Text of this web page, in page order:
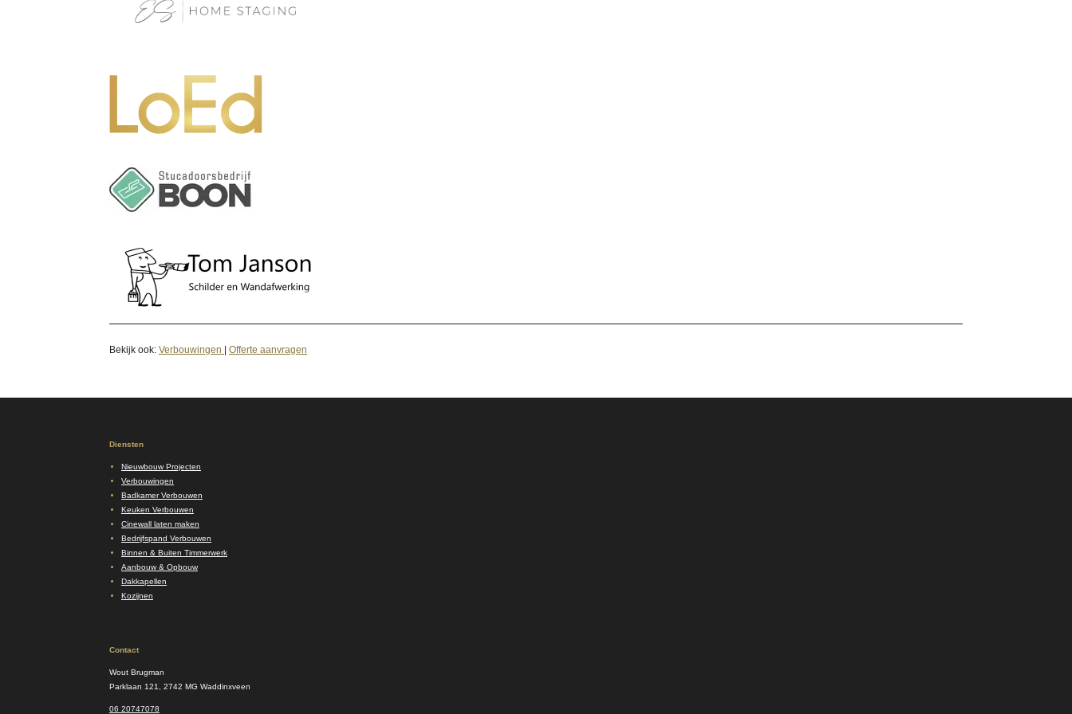
Bekijk ook: Verbouwingen Offerte aanvragen
Diensten
Nieuwbouw Projecten
Verbouwingen
Badkamer Verbouwen
Keuken Verbouwen
Cinewall laten maken
Bedrijfspand Verbouwen
Binnen & Buiten Timmerwerk
Aanbouw & Opbouw
Dakkapellen
Kozijnen
Contact
Wout Brugman
Parklaan 121, 2742 MG Waddinxveen
06 20747078